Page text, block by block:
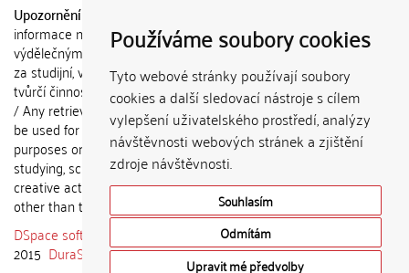
Používáme soubory cookies
Tyto webové stránky používají soubory
cookies a další sledovací nástroje s cílem
vylepšení uživatelského prostředí, analýzy
návštěvnosti webových stránek a zjištění
zdroje návštěvnosti.
Souhlasím
Odmítám
Upravit mé předvolby
Upozornění / Notice:
informace nemohou být použity k
výdělečným účelům nebo vydávány
za studijní, vědeckou nebo jinou
tvůrčí činnost jiné osoby než autora.
/ Any retrieved information shall not
be used for any commercial
purposes or claimed as results of
studying, scientific or any other
creative activities of any person
other than the author.
DSpace software
copyright © 2002-
2015 DuraSpace